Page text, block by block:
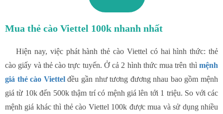
Mua thẻ cào Viettel 100k nhanh nhất
Hiện nay, việc phát hành thẻ cào Viettel có hai hình thức: thẻ
cào giấy và thẻ cào trực tuyến. Ở cả 2 hình thức mua trên thì mệnh
giá thẻ cào Viettel đều gần như tương đương nhau bao gồm mệnh
giá từ 10k đến 500k thậm trí có mệnh giá lên tới 1 triệu. So với các
mệnh giá khác thì thẻ cào Viettel 100k được mua và sử dụng nhiều